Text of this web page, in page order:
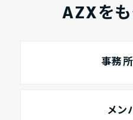
AZXを
事務
メン